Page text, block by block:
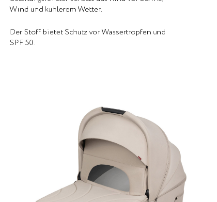
Wind und kühlerem Wetter.
Der Stoff bietet Schutz vor Wassertropfen und
SPF 50.